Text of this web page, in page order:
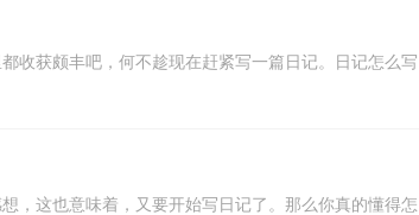
收获颇丰吧，何不趁现在赶紧写一篇日记。日记怎么写
这也意味着，又要开始写日记了。那么你真的懂得怎